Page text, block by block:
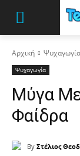
Αρχική Ψυχαγωγία
Ψυχαγωγία
Μύγα
Φαίδρα
By Στέλιος